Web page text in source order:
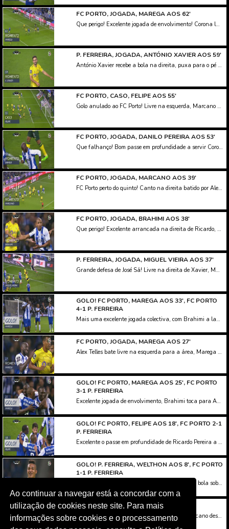
Ao continuar a navegar está a concordar com a
utilização de cookies neste site. Para mais
informações sobre cookies e o processamento
FC PORTO, JOGADA, MAREGA AOS 62'
Que perigo! Excelente jogada de envolvimento! Corona lança Brahimi na direita, que toca de calcanhar para o remate de Marega na área, mas boa defesa de Mário Felgueiras a evitar o quinto.
P. FERREIRA, JOGADA, ANTÓNIO XAVIER AOS 59'
António Xavier recebe a bola na direita, puxa para o pé esquerdo e remata cruzado e colocado à entrada da área, com a bola a sair ligeiramente ao lado.
FC PORTO, CASO, FELIPE AOS 55'
Golo anulado ao FC Porto! Livre na esquerda, Marcano cabeceia contra um jogador, a bola sobra para Felipe, que remata para o fundo das redes, mas é assinalado fora de jogo a Aboubakar.
FC PORTO, JOGADA, DANILO PEREIRA AOS 53'
Que falhanço! Bom passe em profundidade a servir Corona na direita, que com um excelente cruzamento de primeira, coloca a bola à entrada da pequena área, onde surge Danilo isolado, a atirar por cima da barra.
FC PORTO, JOGADA, MARCANO AOS 39'
FC Porto perto do quinto! Canto na direita batido por Alex Telles, Marcano cabeceia ao primeiro poste, e obriga Mário Felgueiras a uma defesa apertada.
FC PORTO, JOGADA, BRAHIMI AOS 38'
Que perigo! Excelente arrancada na direita de Ricardo, que cruza rasteiro e atrasado para Brahimi, com o argelino a ver o remata na área ser desviado ligeiramente por Miguel Vieira e a sair um pouco ao lado.
P. FERREIRA, JOGADA, MIGUEL VIEIRA AOS 37'
Grande defesa de José Sá! Livre na direita de Xavier, Mateus desvia de cabeça e Miguel Vieira ainda toca à frente do guarda-redes portistas, que evita o golo com uma enorme intervenção.
GOLO! FC PORTO, MAREGA AOS 33', FC PORTO
4-1 P. FERREIRA
Mais uma excelente jogada colectiva, com Brahimi a lançar Ricardo Pereira na direita, que cruza para o segundo poste, onde surge Marega a rematar de primeira, e a bisar na partida.
FC PORTO, JOGADA, MAREGA AOS 27'
Alex Telles bate livre na esquerda para a área, Marega desvia de cabeça, ao lado.
GOLO! FC PORTO, MAREGA AOS 25', FC PORTO
3-1 P. FERREIRA
Excelente jogada de envolvimento, Brahimi toca para Aboubakar, que isola de primeira Marega na área, e apenas com Mário Felgueiras pela frente, remata para o terceiro dos 'dragões'.
GOLO! FC PORTO, FELIPE AOS 18', FC PORTO 2-1
P. FERREIRA
Excelente o passe em profundidade de Ricardo Pereira a desmarcar Felipe no ataque, que domina bem e remata colocado já na área, sem hipótese de defesa para Mário Felgueiras.
GOLO! P. FERREIRA, WELTHON AOS 8', FC PORTO
1-1 P. FERREIRA
Mau passe de Marega, Herrera não segura, e a bola sobra para Welthon, que remata fortíssimo de muito longe, e iguala o marcador no Dragão. Que golaço!
FC PORTO, JOGADA, MAREGA AOS 6'
Que perigo! Alex Telles cruza na esquerda, Marcano desvia de cabeça ao primeiro poste, e Marega cabeceia para uma enorme defesa de Mário Felgueiras.